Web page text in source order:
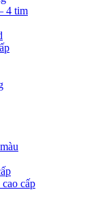
4 tim
cấp